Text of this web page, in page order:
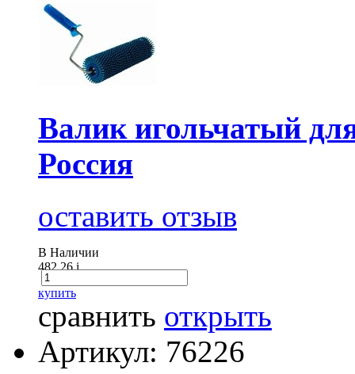
Валик игольчатый
Россия
оставить отзыв
В Наличии
482.26i
купить
сравнить открыть
Артикул: 76226